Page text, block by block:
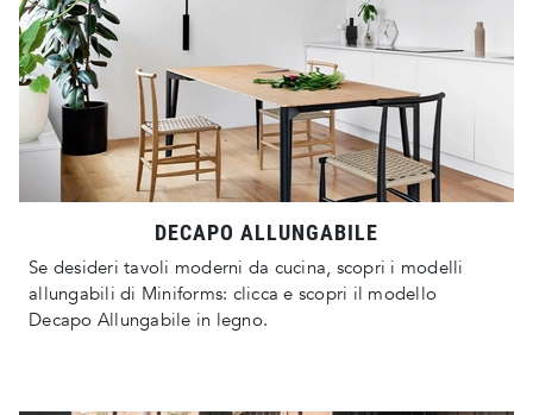
DECAPO ALLUNGABILE
Se desideri tavoli moderni da cucina, scopri i modelli
allungabili di Miniforms: clicca e scopri il modello
Decapo Allungabile in legno.